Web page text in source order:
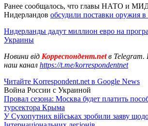
Ранее сообщалось, что главы НАТО и
Нидерландов обсудили поставки оружия
Нидерланды дадут миллион евро на
Украины
Новини від Корреспондент.netв Telegram.
наш канал https://t.me/korrespondentnet
Читайте Korrespondent.net в Google News
Война России с Украиной
Провал сезона: Москва будет платить
турсектора Крыма
У Сухопутних військах зробили заяву щодо